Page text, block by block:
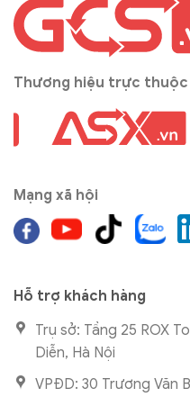
Thương hiệu trực thuộc
Mạng xã hội
Hỗ trợ khách hàng
Trụ sở: Tầng 25 ROX
Diễn, Hà Nội
VPĐD: 30 Trương Văn